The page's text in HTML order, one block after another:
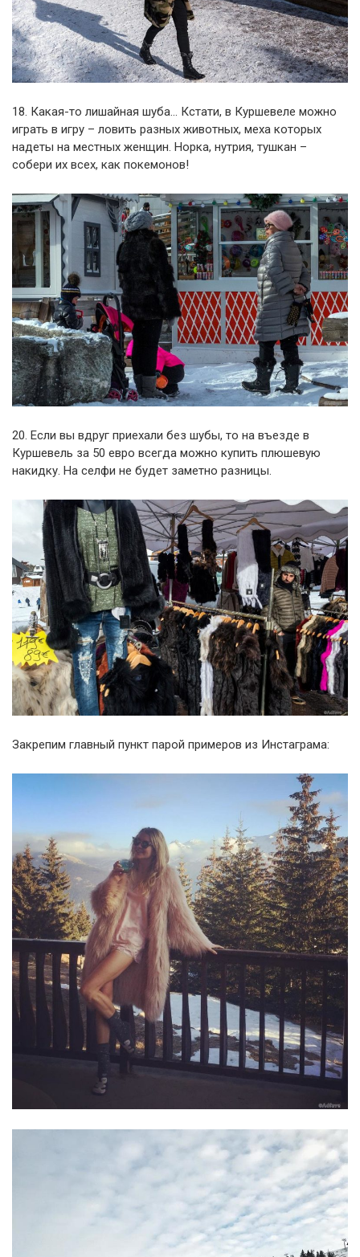
18. Какая-то лишайная шуба… Кстати, в Куршевеле можно
играть в игру – ловить разных животных, меха которых
надеты на местных женщин. Норка, нутрия, тушкан –
собери их всех, как покемонов!
20. Если вы вдруг приехали без шубы, то на въезде в
Куршевель за 50 евро всегда можно купить плюшевую
накидку. На селфи не будет заметно разницы.
Закрепим главный пункт парой примеров из Инстаграма: